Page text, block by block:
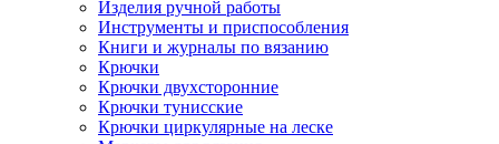
Изделия ручной работы
Инструменты и приспособления
Книги и журналы по вязанию
Крючки
Крючки двухсторонние
Крючки тунисские
Крючки циркулярные на леске